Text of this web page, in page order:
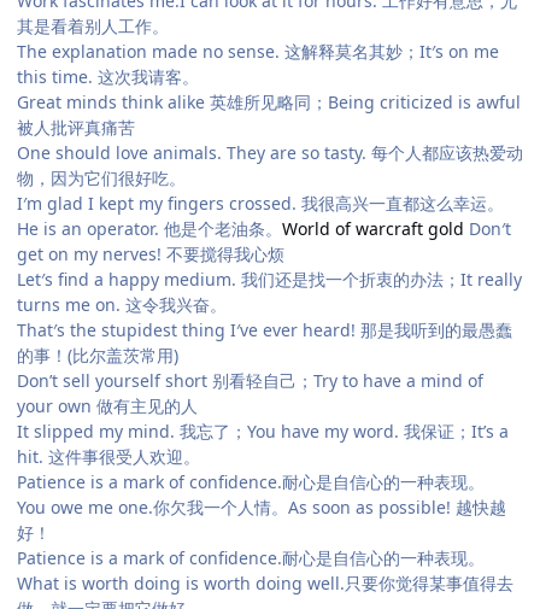
其是看着别人工作。
The explanation made no sense. 这解释莫名其妙；It′s on me
this time. 这次我请客。
Great minds think alike 英雄所见略同；Being criticized is awful
被人批评真痛苦
One should love animals. They are so tasty. 每个人都应该热爱动
物，因为它们很好吃。
I′m glad I kept my fingers crossed. 我很高兴一直都这么幸运。
He is an operator. 他是个老油条。 World of warcraft gold Don′t
get on my nerves! 不要搅得我心烦
Let′s find a happy medium. 我们还是找一个折衷的办法；It really
turns me on. 这令我兴奋。
That′s the stupidest thing I′ve ever heard! 那是我听到的最愚蠢
的事！(比尔盖茨常用)
Don’t sell yourself short 别看轻自己；Try to have a mind of
your own 做有主见的人
It slipped my mind. 我忘了；You have my word. 我保证；It’s a
hit. 这件事很受人欢迎。
Patience is a mark of confidence.耐心是自信心的一种表现。
You owe me one.你欠我一个人情。As soon as possible! 越快越
好！
Patience is a mark of confidence.耐心是自信心的一种表现。
What is worth doing is worth doing well.只要你觉得某事值得去